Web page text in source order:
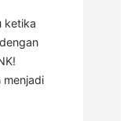
ketika
menjadi